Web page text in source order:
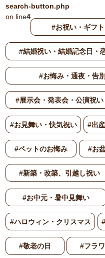
search-button.php
on line4
#お祝い・ギフト
#結婚祝い・結婚記念日・
#お悔み・通夜・告
#展示会・発表会・公演祝い
#お見舞い・快気祝い #出
#ペットのお悔み #お
#新築・改築、引越し祝い
#お中元・暑中見舞い
#ハロウィン・クリスマス
#敬老の日 #フラ